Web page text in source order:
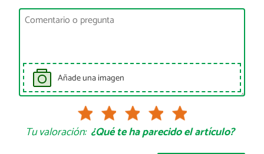
Añade una imagen
Tu valoración: ¿Qué te ha parecido el artículo?